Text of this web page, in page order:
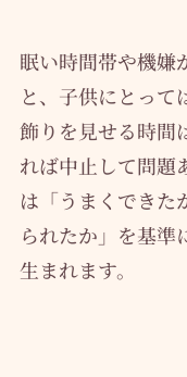
眠い時間帯や機嫌
と、子供にとって
飾りを見せる時間
れば中止して問題
は「うまくできた
られたか」を基準
生まれます。